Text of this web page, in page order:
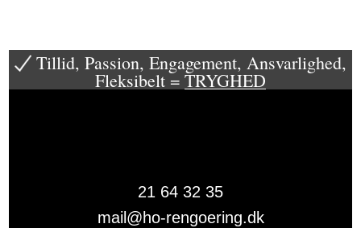
Tillid, Passion, Engagement, Ansvarlighed,
Fleksibelt = TRYGHED​
21 64 32 35​
mail@ho-rengoering.dk